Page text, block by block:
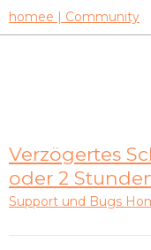
homee | Community
Verzögertes
oder 2
Support und Bugs